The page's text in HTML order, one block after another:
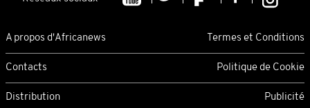
A propos d'Africanews Termes et Conditions
Contacts Politique de Cookie
Distribution Publicité